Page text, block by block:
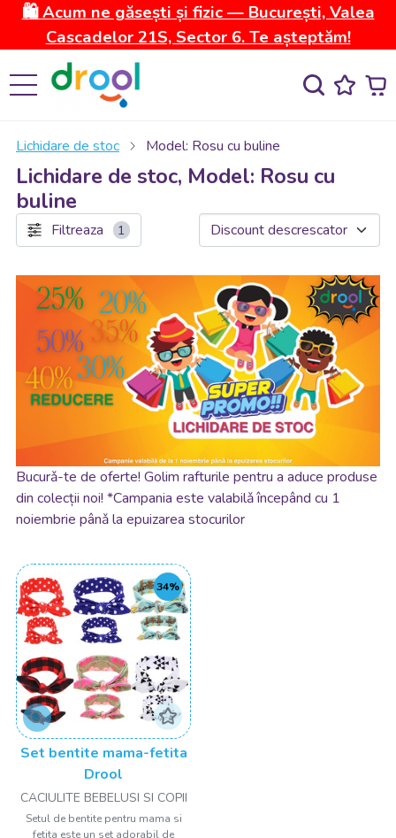
🛍️ Acum ne găsești și fizic — București, Valea
Cascadelor 21S, Sector 6. Te așteptăm!
Lichidare de stoc Model: Rosu cu buline
Lichidare de stoc, Model: Rosu cu
buline
Filtreaza 1
Bucurǎ-te de oferte! Golim rafturile pentru a aduce produse
din colecții noi! *Campania este valabilǎ începând cu 1
noiembrie pânǎ la epuizarea stocurilor
34%
Set bentite mama-fetita
Drool
CACIULITE BEBELUSI SI COPII
Setul de bentite pentru mama si
fetita este un set adorabil de